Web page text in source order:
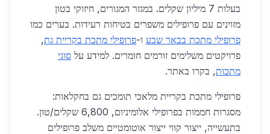
בעלות 7 מיליון שקלים. במגזר המגורים, חיזוקי בטון
מזוינים עם פרופילים משפרים בטיחות רעידות. בערים כמו
פרופילי מתכת בבאר שבע ו-פרופילי מתכת בקריית גת,
פרויקטים משלימים זורמים חומרים. למידע על סוגי
מתכות, בקרו באתר.
פרופילי מתכת בקריית מלאכי תומכים גם בחקלאות:
מסגרות חממות בפרופילי אלומיניום, 6,800 שקלים/טון.
בתעשייה, ייצור קווי ייצור אוטומטיים משלב פרופילים